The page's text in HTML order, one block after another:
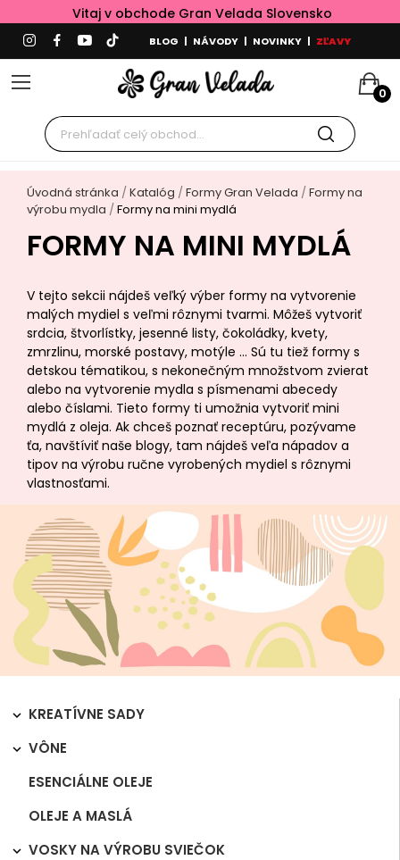
Vitaj v obchode Gran Velada Slovensko
BLOG | NÁVODY | NOVINKY | ZĽAVY
0
Úvodná stránka Katalóg Formy Gran Velada
Formy na
výrobu mydla
Formy na mini mydlá
FORMY NA MINI MYDLÁ
V tejto sekcii nájdeš veľký výber formy na vytvorenie
malých mydiel s veľmi rôznymi tvarmi. Môžeš vytvoriť
srdcia, štvorlístky, jesenné listy, čokoládky, kvety,
zmrzlinu, morské postavy, motýle ... Sú tu tiež formy s
detskou tématikou, s nekonečným množstvom zvierat
alebo na vytvorenie mydla s písmenami abecedy
alebo číslami. Tieto formy ti umožnia vytvoriť mini
mydlá z oleja. Ak chceš poznať receptúru, pozývame
ťa, navštíviť naše blogy, tam nájdeš veľa nápadov a
tipov na výrobu ručne vyrobených mydiel s rôznymi
vlastnosťami.
KREATÍVNE SADY

VÔNE

ESENCIÁLNE OLEJE
OLEJE A MASLÁ
VOSKY NA VÝROBU SVIEČOK
